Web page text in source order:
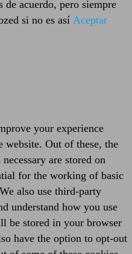
de acuerdo, pero siempre
si no es así Aceptar
your experience
website. Out of these, the
are stored on
for the working of basic
also use third-party
understand how you use
be stored in your browser
have the option to opt-out